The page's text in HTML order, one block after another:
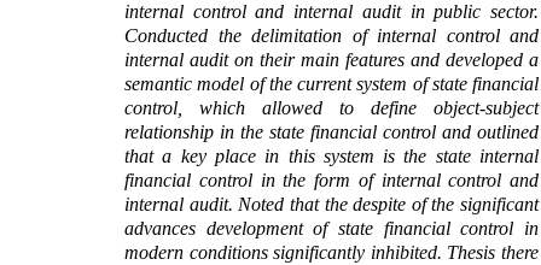
internal control and internal audit in public sector.
Conducted the delimitation of internal control and
internal audit on their main features and developed a
semantic model of the current system of state financial
control, which allowed to define object-subject
relationship in the state financial control and outlined
that a key place in this system is the state internal
financial control in the form of internal control and
internal audit. Noted that the despite of the significant
advances development of state financial control in
modern conditions significantly inhibited. Thesis there